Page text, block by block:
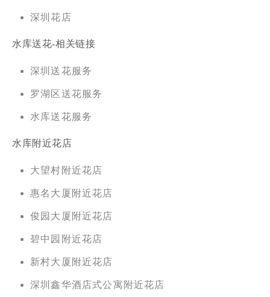
深圳花店
水库送花-相关链接
深圳送花服务
罗湖区送花服务
水库送花服务
水库附近花店
大望村附近花店
惠名大厦附近花店
俊园大厦附近花店
碧中园附近花店
新村大厦附近花店
深圳鑫华酒店式公寓附近花店